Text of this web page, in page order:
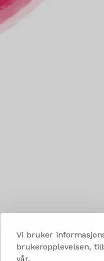
Vi bruker
brukeropplevelsen,
vår.